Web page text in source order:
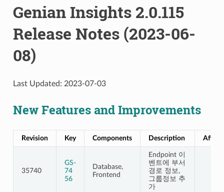
Genian Insights 2.0.115
Release Notes (2023-06-
08)
Last Updated: 2023-07-03
New Features and Improvements
Revision Key Components Description
35740
GS-
74
56
Database,
Frontend
Endpoint 이
벤트에 부서
경로 정보,
그룹정보 추
가